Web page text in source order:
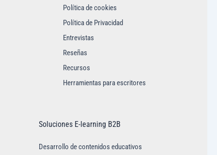
Política de cookies
Política de Privacidad
Entrevistas
Reseñas
Recursos
Herramientas para escritores
Soluciones E-learning B2B
Desarrollo de contenidos educativos